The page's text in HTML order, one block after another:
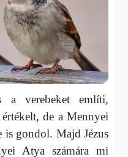
a verebeket említi,
de a Mennyei
is gondol. Majd Jézus
Atya számára mi